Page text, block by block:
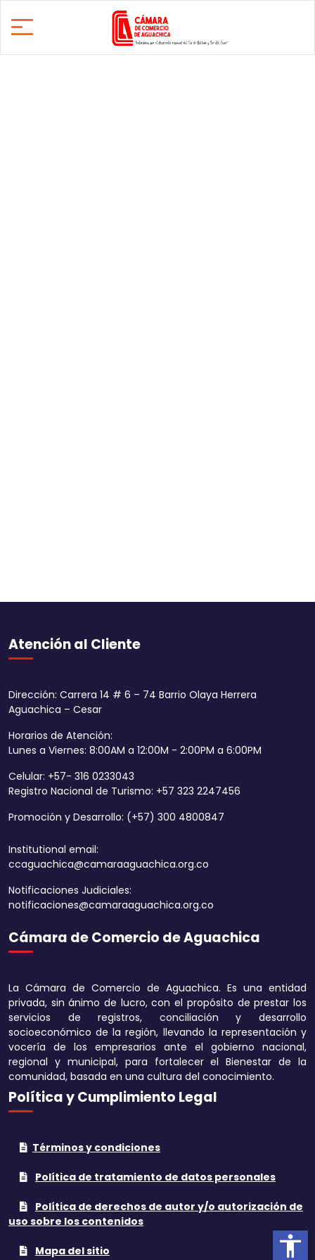
Atención al Cliente
Dirección: Carrera 14 # 6 – 74 Barrio Olaya Herrera
Aguachica – Cesar
Horarios de Atención:
Lunes a Viernes: 8:00AM a 12:00M - 2:00PM a 6:00PM
Celular: +57- 316 0233043
Registro Nacional de Turismo: +57 323 2247456
Promoción y Desarrollo: (+57) 300 4800847
Institutional email:
ccaguachica@camaraaguachica.org.co
Notificaciones Judiciales:
notificaciones@camaraaguachica.org.co
Cámara de Comercio de Aguachica
La Cámara de Comercio de Aguachica. Es una entidad
privada, sin ánimo de lucro, con el propósito de prestar los
servicios de registros, conciliación y desarrollo
socioeconómico de la región, llevando la representación y
vocería de los empresarios ante el gobierno nacional,
regional y municipal, para fortalecer el Bienestar de la
comunidad, basada en una cultura del conocimiento.
Política y Cumplimiento Legal
Términos y condiciones
Política de tratamiento de datos personales
Política de derechos de autor y/o autorización de
uso sobre los contenidos
Mapa del sitio accessibility
Aumentar
Aumentar el
texto
Disminuir el
texto
Aumentar la
Tonos grises
Subrayar enlaces
Cursor grande